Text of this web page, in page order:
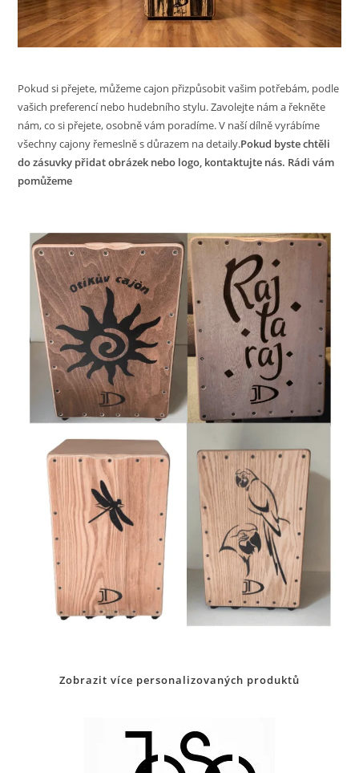
Pokud si přejete, můžeme cajon přizpůsobit vašim potřebám, podle
vašich preferencí nebo hudebního stylu. Zavolejte nám a řekněte
nám, co si přejete, osobně vám poradíme. V naší dílně vyrábíme
všechny cajony řemeslně s důrazem na detaily.Pokud byste chtěli
do zásuvky přidat obrázek nebo logo, kontaktujte nás. Rádi vám
pomůžeme
Zobrazit více personalizovaných produktů